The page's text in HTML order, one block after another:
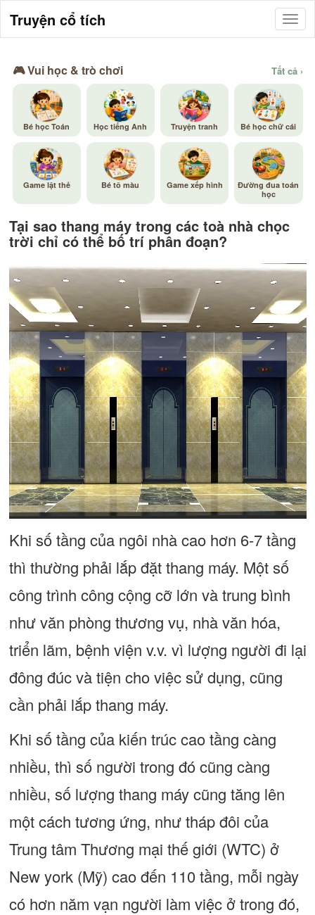
Truyện cổ tích
🎮 Vui học & trò chơi Tất cả ›
Bé học Toán Học tiếng Anh Truyện tranh Bé học chữ cái
Game lật thẻ Bé tô màu Game xếp hình
Đường đua toán
học
Tại sao thang máy trong các toà nhà chọc
trời chỉ có thể bố trí phân đoạn?
Khi số tầng của ngôi nhà cao hơn 6-7 tầng
thì thường phải lắp đặt thang máy. Một số
công trình công cộng cỡ lớn và trung bình
như văn phòng thương vụ, nhà văn hóa,
triển lãm, bệnh viện v.v. vì lượng người đi lại
đông đúc và tiện cho việc sử dụng, cũng
cần phải lắp thang máy.
Khi số tầng của kiến trúc cao tầng càng
nhiều, thì số người trong đó cũng càng
nhiều, số lượng thang máy cũng tăng lên
một cách tương ứng, như tháp đôi của
Trung tâm Thương mại thế giới (WTC) ở
New york (Mỹ) cao đến 110 tầng, mỗi ngày
có hơn năm vạn người làm việc ở trong đó,